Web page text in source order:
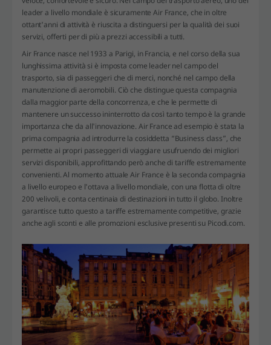
leader a livello mondiale è sicuramente Air France, che in oltre
ottant'anni di attività è riuscita a distinguersi per la qualità dei suoi
servizi, offerti per di più a prezzi accessibili a tutti.
Air France nasce nel 1933 a Parigi, in Francia, e nel corso della sua
lunghissima attività si è imposta come leader nel campo del
trasporto, sia di passeggeri che di merci, nonché nel campo della
manutenzione di aeromobili. Ciò che distingue questa compagnia
dalla maggior parte della concorrenza, e che le permette di
mantenere un successo ininterrotto da così tanto tempo è la grande
importanza che da all'innovazione. Air France ad esempio è stata la
prima compagnia ad introdurre la cosiddetta “Business class”, che
permette ai propri passeggeri di viaggiare usufruendo dei migliori
servizi disponibili, approfittando però anche di tariffe estremamente
convenienti. Al momento attuale Air France è la seconda compagnia
a livello europeo e l'ottava a livello mondiale, con una flotta di oltre
200 velivoli, e conta centinaia di destinazioni in tutto il globo. Inoltre
garantisce tutto questo a tariffe estremamente competitive, grazie
anche agli sconti e alle promozioni esclusive presenti su Picodi.com.